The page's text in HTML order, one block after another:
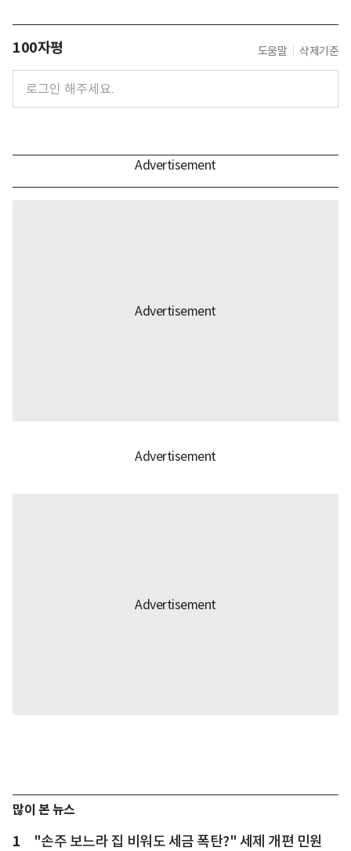
100자평 도움말 삭제기준
많이 본 뉴스
1
"손주 보느라 집 비워도 세금 폭탄?" 세제 개편 민원